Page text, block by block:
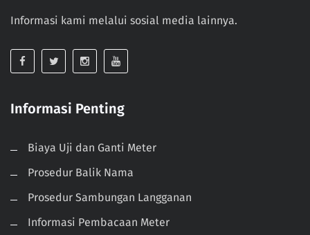
Informasi kami melalui sosial media lainnya.
Informasi Penting
Biaya Uji dan Ganti Meter
Prosedur Balik Nama
Prosedur Sambungan Langganan
Informasi Pembacaan Meter